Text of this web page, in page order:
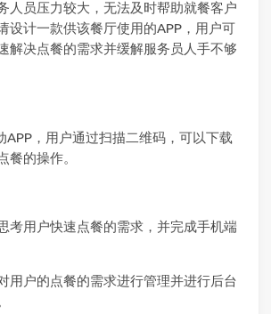
人员压力较大，无法及时帮助就餐客户
设计一款供该餐厅使用的APP，用户可
解决点餐的需求并缓解服务员人手不够
APP，用户通过扫描二维码，可以下载
餐的操作。
考用户快速点餐的需求，并完成手机端
用户的点餐的需求进行管理并进行后台